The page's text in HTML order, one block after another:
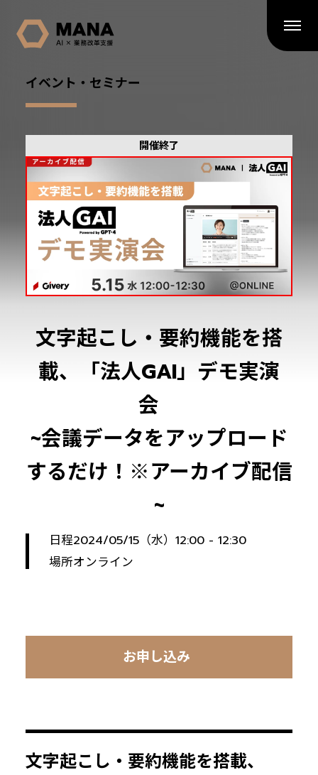
イベント・セミナー
開催終了
文字起こし・要約機能を搭
載、「法人GAI」デモ実演
会
~会議データをアップロード
するだけ！※アーカイブ配信
~
日程2024/05/15（水）12:00 - 12:30
場所オンライン
お申し込み
文字起こし・要約機能を搭載、